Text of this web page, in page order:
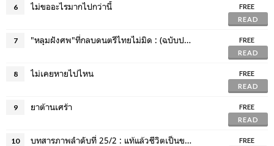
6 ไม่ขออะไรมากไปกว่านี้
FREE
READ
7 "หลุมฝังศพ"ที่กลบดนตรีไทยไม่มิด : (ฉบับปรับปรุง)
FREE
READ
8 ไม่เคยหายไปไหน
FREE
READ
9 ยาต้านเศร้า
FREE
READ
10 บทสารภาพลำดับที่ 25/2 : แท้แล้วชีวิตเป็นของเราจริงหรือไม่
FREE